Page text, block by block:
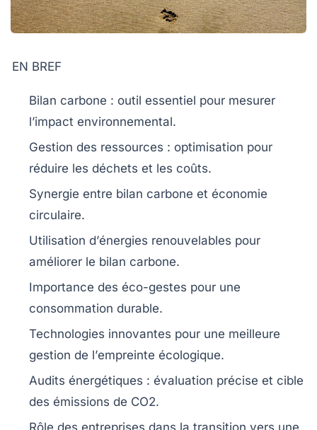
EN BREF
Bilan carbone : outil essentiel pour mesurer
l’impact environnemental.
Gestion des ressources : optimisation pour
réduire les déchets et les coûts.
Synergie entre bilan carbone et économie
circulaire.
Utilisation d’énergies renouvelables pour
améliorer le bilan carbone.
Importance des éco-gestes pour une
consommation durable.
Technologies innovantes pour une meilleure
gestion de l’empreinte écologique.
Audits énergétiques : évaluation précise et cible
des émissions de CO2.